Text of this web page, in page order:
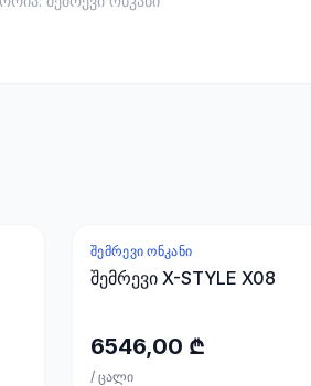
ᲨᲔᲛᲠᲔᲕᲘ ᲝᲜᲙᲐᲜᲘ
შემრევი X-STYLE X08
6546,00 ₾
/ ცალი